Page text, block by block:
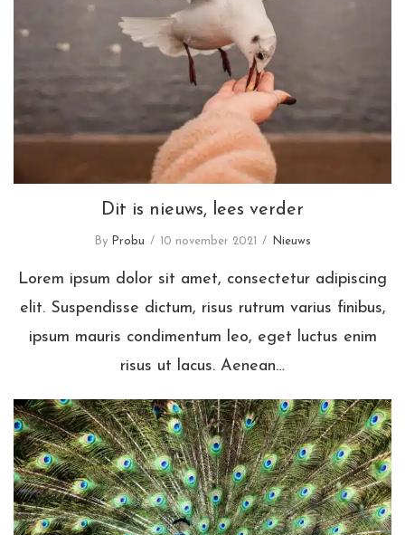
Dit is nieuws, lees verder
Dit is nieuws, lees verder
By Probu 10 november 2021 Nieuws
Lorem ipsum dolor sit amet, consectetur adipiscing
elit. Suspendisse dictum, risus rutrum varius finibus,
ipsum mauris condimentum leo, eget luctus enim
risus ut lacus. Aenean…
Dit is de titel